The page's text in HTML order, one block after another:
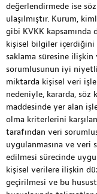
değerlendirmede ise
ulaşılmıştır. Kurum,
gibi KVKK
kişisel bilgiler
saklama süresine
sorumlusunun iyi niyetli
miktarda kişisel veri
nedeniyle, kararda, söz
maddesinde yer alan
olma kriterlerini
tarafından veri
uygulanmasına ve
edilmesi sürecinde
kişisel verilere ilişkin
geçirilmesi ve bu